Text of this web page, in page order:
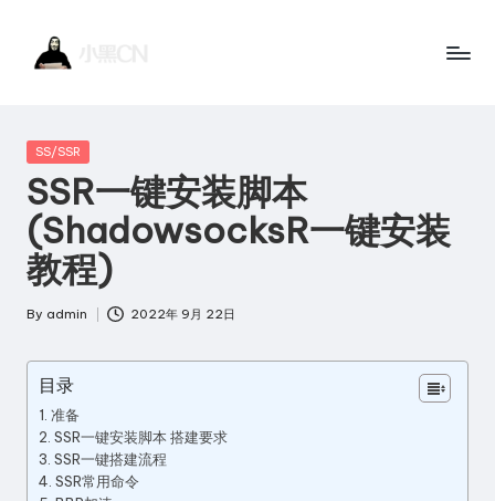
黑
C
N
站
点
一
个
讲
技
的
博
客
网
Posted
SS/SSR
SSR一键安装脚本
(ShadowsocksR一键安装
教程)
Posted
By admin 2022年 9月 22日
目录
准备
SSR一键安装脚本 搭建要求
SSR一键搭建流程
SSR常用命令